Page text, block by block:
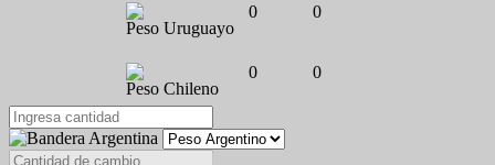
Peso Uruguayo
0 0
Peso Chileno
0 0